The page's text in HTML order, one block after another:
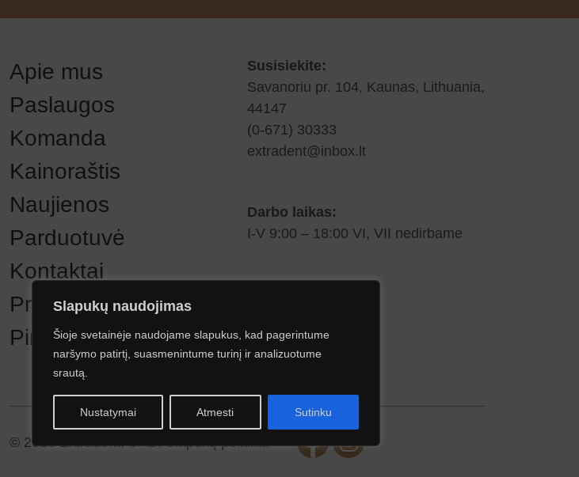
Slapukų naudojimas
Šioje svetainėje naudojame slapukus, kad pagerintume
naršymo patirtį, suasmenintume turinį ir analizuotume
srautą.
Nustatymai Atmesti Sutinku
Apie mus
Paslaugos
Komanda
Kainoraštis
Naujienos
Parduotuvė
Kontaktai
Privatumo politika
Pirkimo taisyklės
Susisiekite:
Savanoriu pr. 104, Kaunas, Lithuania,
44147
(0-671) 30333
extradent@inbox.lt
Darbo laikas:
I-V 9:00 – 18:00 VI, VII nedirbame
© 2026 Extradent, UAB. Slapukų politika.